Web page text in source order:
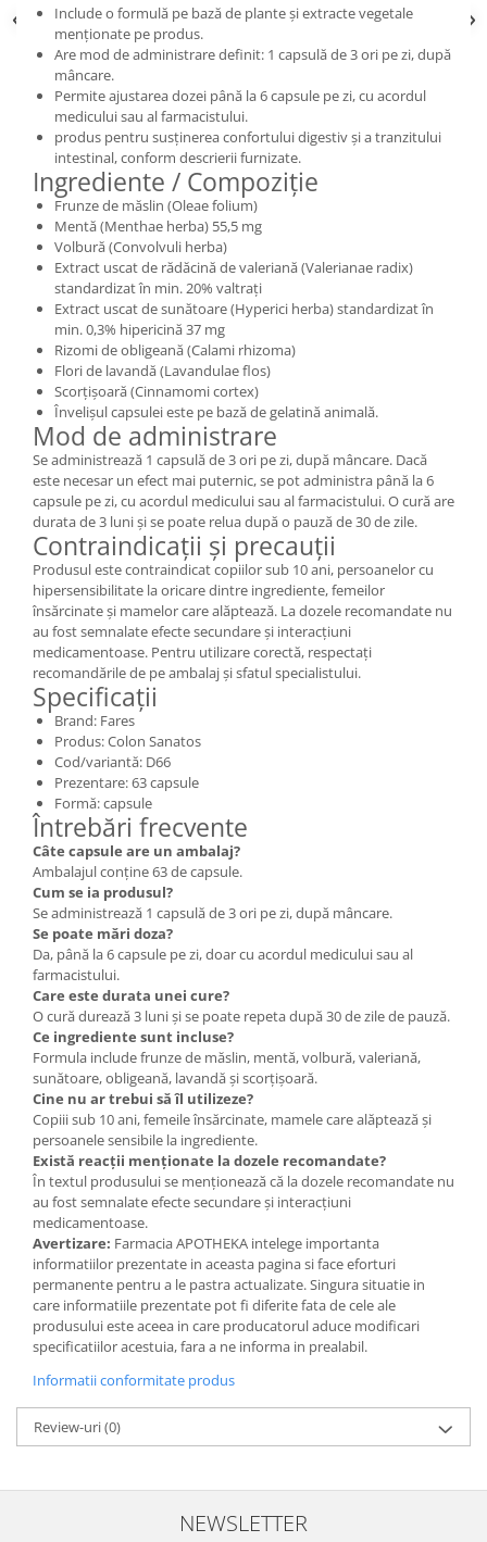
Include o formulă pe bază de plante și extracte vegetale
menționate pe produs.
Are mod de administrare definit: 1 capsulă de 3 ori pe zi, după
mâncare.
Permite ajustarea dozei până la 6 capsule pe zi, cu acordul
medicului sau al farmacistului.
produs pentru susținerea confortului digestiv și a tranzitului
intestinal, conform descrierii furnizate.
Ingrediente / Compoziție
Frunze de măslin (Oleae folium)
Mentă (Menthae herba) 55,5 mg
Volbură (Convolvuli herba)
Extract uscat de rădăcină de valeriană (Valerianae radix)
standardizat în min. 20% valtrați
Extract uscat de sunătoare (Hyperici herba) standardizat în
min. 0,3% hipericină 37 mg
Rizomi de obligeană (Calami rhizoma)
Flori de lavandă (Lavandulae flos)
Scorțișoară (Cinnamomi cortex)
Învelișul capsulei este pe bază de gelatină animală.
Mod de administrare
Se administrează 1 capsulă de 3 ori pe zi, după mâncare. Dacă
este necesar un efect mai puternic, se pot administra până la 6
capsule pe zi, cu acordul medicului sau al farmacistului. O cură are
durata de 3 luni și se poate relua după o pauză de 30 de zile.
Contraindicații și precauții
Produsul este contraindicat copiilor sub 10 ani, persoanelor cu
hipersensibilitate la oricare dintre ingrediente, femeilor
însărcinate și mamelor care alăptează. La dozele recomandate nu
au fost semnalate efecte secundare și interacțiuni
medicamentoase. Pentru utilizare corectă, respectați
recomandările de pe ambalaj și sfatul specialistului.
Specificații
Brand: Fares
Produs: Colon Sanatos
Cod/variantă: D66
Prezentare: 63 capsule
Formă: capsule
Întrebări frecvente
Câte capsule are un ambalaj?
Ambalajul conține 63 de capsule.
Cum se ia produsul?
Se administrează 1 capsulă de 3 ori pe zi, după mâncare.
Se poate mări doza?
Da, până la 6 capsule pe zi, doar cu acordul medicului sau al
farmacistului.
Care este durata unei cure?
O cură durează 3 luni și se poate repeta după 30 de zile de pauză.
Ce ingrediente sunt incluse?
Formula include frunze de măslin, mentă, volbură, valeriană,
sunătoare, obligeană, lavandă și scorțișoară.
Cine nu ar trebui să îl utilizeze?
Copiii sub 10 ani, femeile însărcinate, mamele care alăptează și
persoanele sensibile la ingrediente.
Există reacții menționate la dozele recomandate?
În textul produsului se menționează că la dozele recomandate nu
au fost semnalate efecte secundare și interacțiuni
medicamentoase.
Avertizare: Farmacia APOTHEKA intelege importanta
informatiilor prezentate in aceasta pagina si face eforturi
permanente pentru a le pastra actualizate. Singura situatie in
care informatiile prezentate pot fi diferite fata de cele ale
produsului este aceea in care producatorul aduce modificari
specificatiilor acestuia, fara a ne informa in prealabil.
Informatii conformitate produs
Review-uri(0)
NEWSLETTER